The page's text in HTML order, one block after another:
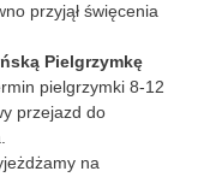
przyjął święcenia
Pielgrzymkę
pielgrzymki 8-12
przejazd do
na